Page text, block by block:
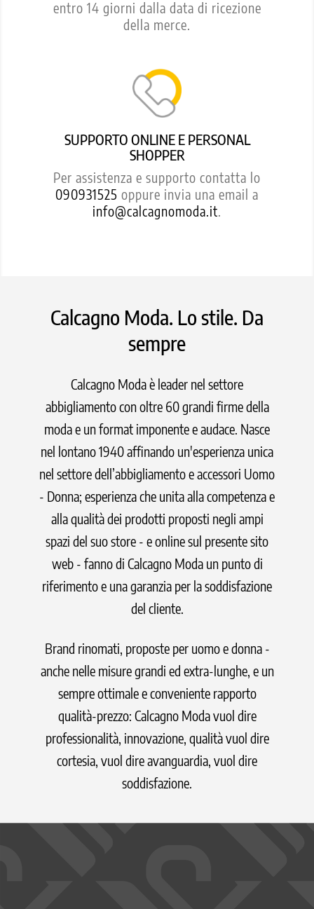
entro 14 giorni dalla data di ricezione
della merce.
SUPPORTO ONLINE E PERSONAL
SHOPPER
Per assistenza e supporto contatta lo
090931525 oppure invia una email a
info@calcagnomoda.it.
Calcagno Moda. Lo stile. Da
sempre
Calcagno Moda è leader nel settore
abbigliamento con oltre 60 grandi firme della
moda e un format imponente e audace. Nasce
nel lontano 1940 affinando un'esperienza unica
nel settore dell’abbigliamento e accessori Uomo
- Donna; esperienza che unita alla competenza e
alla qualità dei prodotti proposti negli ampi
spazi del suo store - e online sul presente sito
web - fanno di Calcagno Moda un punto di
riferimento e una garanzia per la soddisfazione
del cliente.
Brand rinomati, proposte per uomo e donna -
anche nelle misure grandi ed extra-lunghe, e un
sempre ottimale e conveniente rapporto
qualità-prezzo: Calcagno Moda vuol dire
professionalità, innovazione, qualità vuol dire
cortesia, vuol dire avanguardia, vuol dire
soddisfazione.